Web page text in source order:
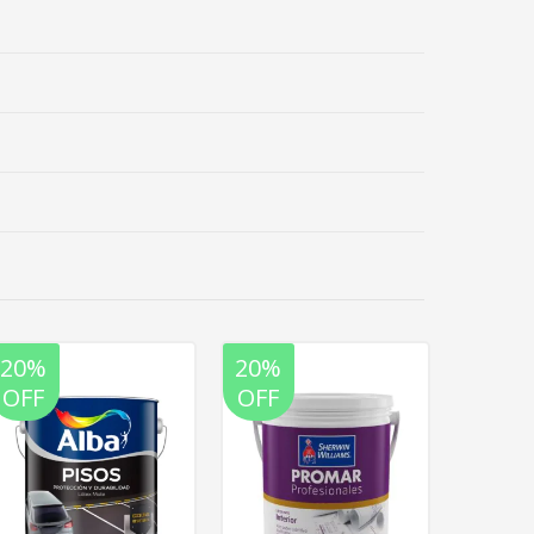
20%
OFF
20%
OFF